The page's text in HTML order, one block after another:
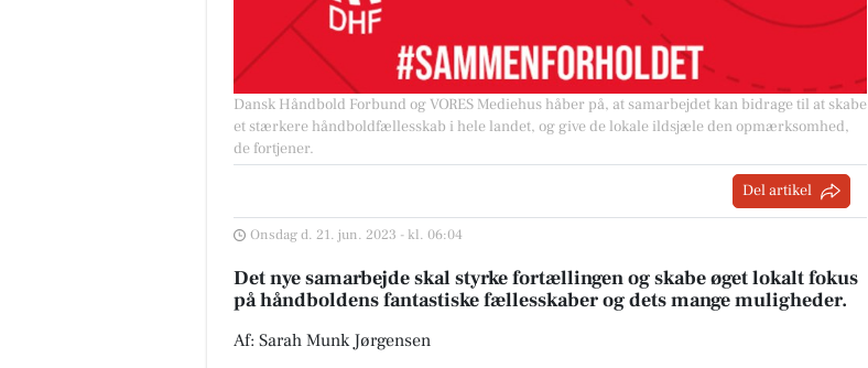
Dansk Håndbold Forbund og VORES Mediehus håber på, at samarbejdet kan bidrage til at skabe
et stærkere håndboldfællesskab i hele landet, og give de lokale ildsjæle den opmærksomhed,
de fortjener.
Del artikel
Onsdag d. 21. jun. 2023 - kl. 06:04
Det nye samarbejde skal styrke fortællingen og skabe øget lokalt fokus
på håndboldens fantastiske fællesskaber og dets mange muligheder.
Af: Sarah Munk Jørgensen